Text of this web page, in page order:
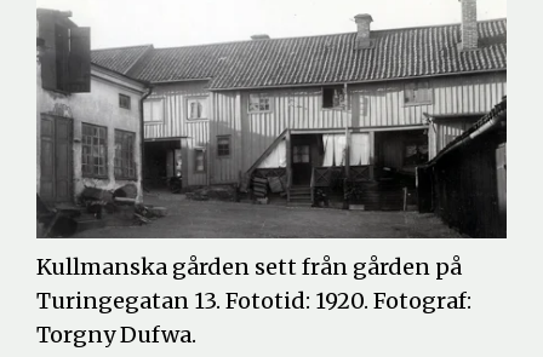
Kullmanska gården sett från gården på
Turingegatan 13. Fototid: 1920. Fotograf:
Torgny Dufwa.